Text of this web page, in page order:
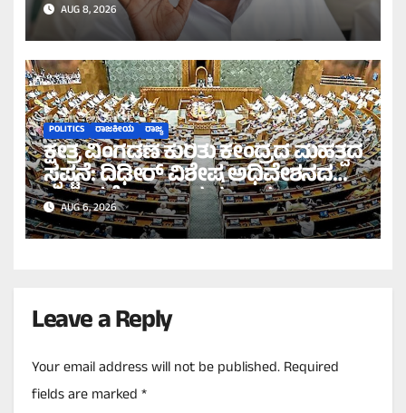
ಹೆಚ್.ಡಿ.ಕೆ!
AUG 8, 2026
POLITICS ರಾಜಕೀಯ ರಾಜ್ಯ
ಕ್ಷೇತ್ರ ವಿಂಗಡಣೆ ಕುರಿತು ಕೇಂದ್ರದ ಮಹತ್ವದ
ಸ್ಪಷ್ಟನೆ: ದಿಢೀರ್ ವಿಶೇಷ ಅಧಿವೇಶನದ
ಪ್ರಸ್ತಾವನೆ ಇಲ್ಲ ಎಂದ ಸರ್ಕಾರ!
AUG 6, 2026
Leave a Reply
Your email address will not be published.Required
fields are marked*